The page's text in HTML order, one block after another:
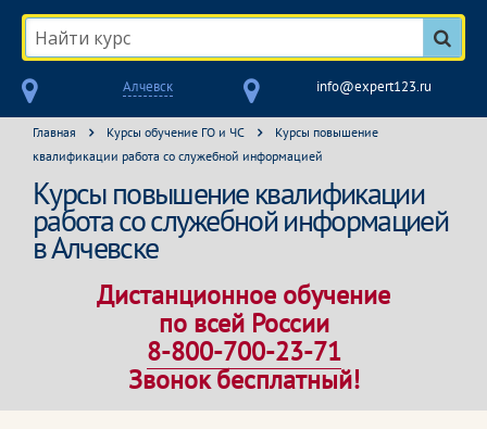
Найти курс
Алчевск info@expert123.ru
Главная Курсы обучение ГО и ЧС
Курсы повышение
квалификации работа со служебной информацией
Курсы повышение квалификации
работа со служебной информацией
в Алчевске
Дистанционное обучение
по всей России
8-800-700-23-71
Звонок бесплатный!